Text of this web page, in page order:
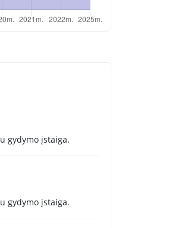
gydymo įstaiga.
gydymo įstaiga.